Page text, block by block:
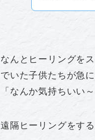
なんとヒーリングを
でいた子供たちが急に
「なんか気持ちいい
遠隔ヒーリングをす